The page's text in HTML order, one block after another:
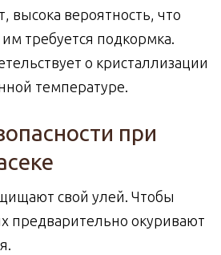
высока вероятность, что
требуется подкормка.
о кристаллизации
температуре.
при
свой улей. Чтобы
предварительно окуривают